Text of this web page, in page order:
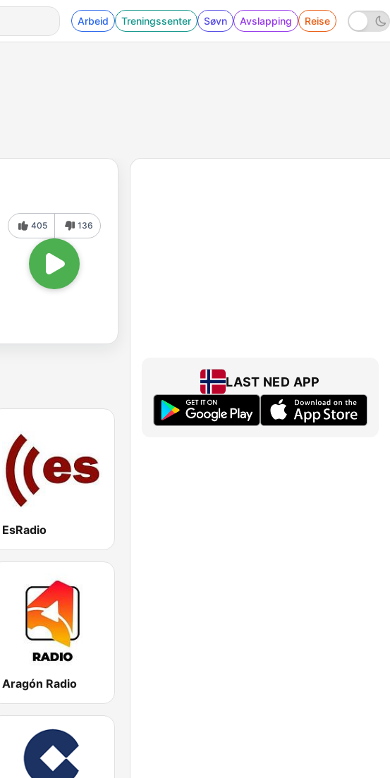
Arbeid Treningssenter Søvn Avslapping Reise
405 136
EsRadio
Aragón Radio
LAST NED APP